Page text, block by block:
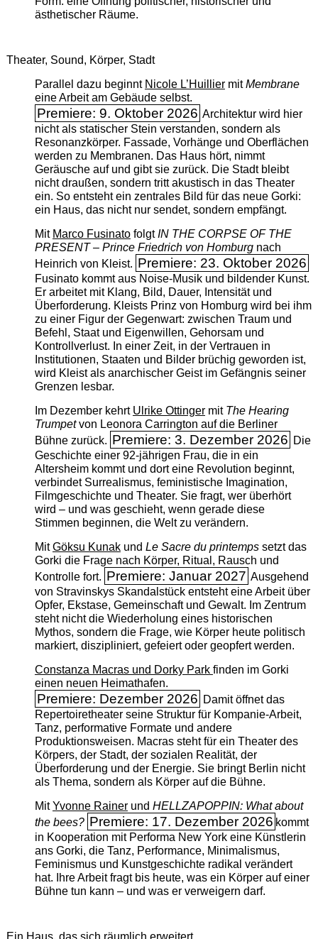
ästhetischer Räume.
Theater, Sound, Körper, Stadt
Parallel dazu beginnt Nicole L’Huilliermit ­Membrane
eine Arbeit am Gebäude selbst.
Premiere: 9. Oktober 2026 Architektur wird hier
nicht als statischer Stein verstanden, sondern als
Resonanzkörper. Fassade, Vorhänge und Oberflächen
werden zu Membranen. Das Haus hört, nimmt
Geräusche auf und gibt sie zurück. Die Stadt bleibt
nicht draußen, sondern tritt akustisch in das Theater
ein. So entsteht ein zentrales Bild für das neue Gorki:
ein Haus, das nicht nur sendet, sondern empfängt.
Mit Marco FusinatofolgtIN THE CORPSE OF THE
PRESENT – Prince Friedrich von Homburgnach
Heinrich von Kleist. Premiere: 23. Oktober 2026
Fusinato kommt aus Noise-Musik und bildender Kunst.
Er arbeitet mit Klang, Bild, Dauer, Intensität und
Überforderung. Kleists Prinz von Homburg wird bei ihm
zu einer Figur der Gegenwart: zwischen Traum und
Befehl, Staat und Eigenwillen, Gehorsam und
Kontrollverlust. In einer Zeit, in der Vertrauen in
Institutionen, Staaten und Bilder brüchig geworden ist,
wird Kleist als anarchischer Geist im Gefängnis seiner
Grenzen lesbar.
Im Dezember kehrt Ulrike Ottingermit The ­Hearing
Trumpetvon Leonora Carrington auf die Berliner
Bühne zurück. Premiere: 3. Dezember 2026 Die
Geschichte einer 92-jährigen Frau, die in ein
Altersheim kommt und dort eine Revolution beginnt,
verbindet Surrealismus, feministische Imagination,
Filmgeschichte und Theater. Sie fragt, wer überhört
wird – und was geschieht, wenn gerade diese
Stimmen beginnen, die Welt zu verändern.
MitGöksu Kunakund Le Sacre du printempssetzt das
Gorki die Frage nach Körper, Ritual, Rausch und
Kontrolle fort. Premiere: Januar 2027 Ausgehend
von Stravinskys Skandalstück entsteht eine Arbeit über
Opfer, Ekstase, Gemeinschaft und Gewalt. Im Zentrum
steht nicht die Wiederholung eines historischen
Mythos, sondern die Frage, wie Körper heute politisch
markiert, diszipliniert, gefeiert oder geopfert werden.
Constanza Macras und Dorky Park finden im Gorki
einen neuen Heimathafen.
Premiere: Dezember 2026 Damit öffnet das
Repertoiretheater seine Struktur für Kompanie-Arbeit,
Tanz, performative Formate und andere
Produktionsweisen. Macras steht für ein Theater des
Körpers, der Stadt, der sozialen Realität, der
Überforderung und der Energie. Sie bringt Berlin nicht
als Thema, sondern als Körper auf die Bühne.
MitYvonne Rainerund HELLZAPOPPIN: What about
the bees? Premiere: 17. Dezember 2026 kommt
in Kooperation mit Performa New York eine Künstlerin
ans Gorki, die Tanz, Performance, Minimalismus,
Feminismus und Kunstgeschichte radikal verändert
hat. Ihre Arbeit fragt bis heute, was ein Körper auf einer
Bühne tun kann – und was er verweigern darf.
Ein Haus, das sich räumlich erweitert